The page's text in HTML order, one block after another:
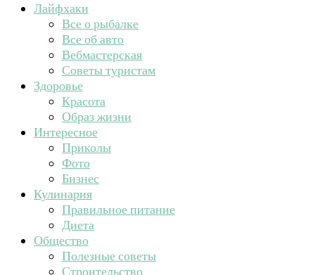
Лайфхаки
Все о рыбалке
Все об авто
Вебмастерская
Советы туристам
Здоровье
Красота
Образ жизни
Интересное
Приколы
Фото
Бизнес
Кулинария
Правильное питание
Диета
Общество
Полезные советы
Строительство